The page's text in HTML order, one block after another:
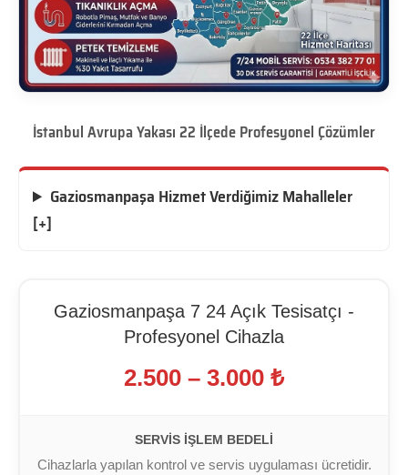
İstanbul Avrupa Yakası 22 İlçede Profesyonel Çözümler
Gaziosmanpaşa Hizmet Verdiğimiz Mahalleler
[+]
Gaziosmanpaşa 7 24 Açık Tesisatçı -
Profesyonel Cihazla
2.500 – 3.000 ₺
SERVIS İŞLEM BEDELI
Cihazlarla yapılan kontrol ve servis uygulaması ücretidir.